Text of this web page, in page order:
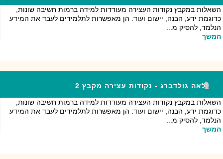
השאלות במקבץ נקודות העצירה מעודדות למידה ברמות חשיבה שונות,
כדוגמת ידע, הבנה, יישום ועוד. הן מאפשרות לתלמידים לעבד את המידע
הנלמד, להסיק מ...
המשך
לאה גולדברג - נקודות עצירה מקבץ 2
השאלות במקבץ נקודות העצירה מעודדות למידה ברמות חשיבה שונות,
כדוגמת ידע, הבנה, יישום ועוד. הן מאפשרות לתלמידים לעבד את המידע
הנלמד, להסיק מ...
המשך